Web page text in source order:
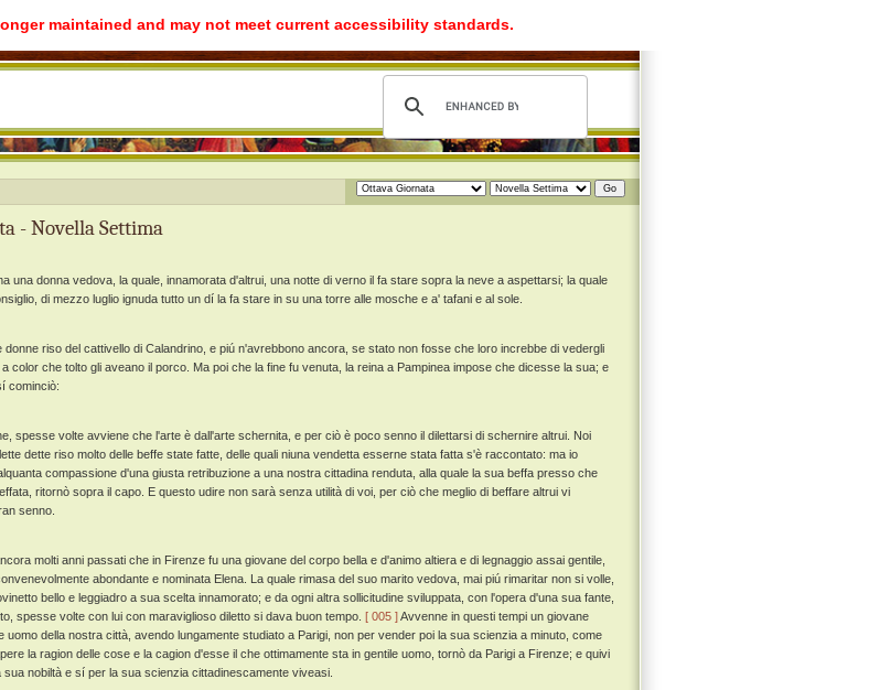
maintained and may not meet current accessibility standards.
- Novella Settima
una donna vedova, la quale, innamorata d'altrui, una notte di verno il fa stare sopra la neve a aspettarsi; la quale
di mezzo luglio ignuda tutto un dí la fa stare in su una torre alle mosche e a' tafani e al sole.
donne riso del cattivello di Calandrino, e piú n'avrebbono ancora, se stato non fosse che loro increbbe di vedergli
color che tolto gli aveano il porco. Ma poi che la fine fu venuta, la reina a Pampinea impose che dicesse la sua; e
cominciò:
spesse volte avviene che l'arte è dall'arte schernita, e per ciò è poco senno il dilettarsi di schernire altrui. Noi
dette riso molto delle beffe state fatte, delle quali niuna vendetta esserne stata fatta s'è raccontato: ma io
compassione d'una giusta retribuzione a una nostra cittadina renduta, alla quale la sua beffa presso che
ritornò sopra il capo. E questo udire non sarà senza utilità di voi, per ciò che meglio di beffare altrui vi
senno.
molti anni passati che in Firenze fu una giovane del corpo bella e d'animo altiera e di legnaggio assai gentile,
abondante e nominata Elena. La quale rimasa del suo marito vedova, mai piú rimaritar non si volle,
bello e leggiadro a sua scelta innamorato; e da ogni altra sollicitudine sviluppata, con l'opera d'una sua fante,
spesse volte con lui con maraviglioso diletto si dava buon tempo. [ 005 ]Avvenne in questi tempi un giovane
uomo della nostra città, avendo lungamente studiato a Parigi, non per vender poi la sua scienzia a minuto, come
la ragion delle cose e la cagion d'esse il che ottimamente sta in gentile uomo, tornò da Parigi a Firenze; e quivi
nobiltà e sí per la sua scienzia cittadinescamente viveasi.